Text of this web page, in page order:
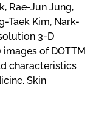
Rae-Jun Jung,
Taek Kim, Nark-
3-D
of DOTTM
characteristics
Skin